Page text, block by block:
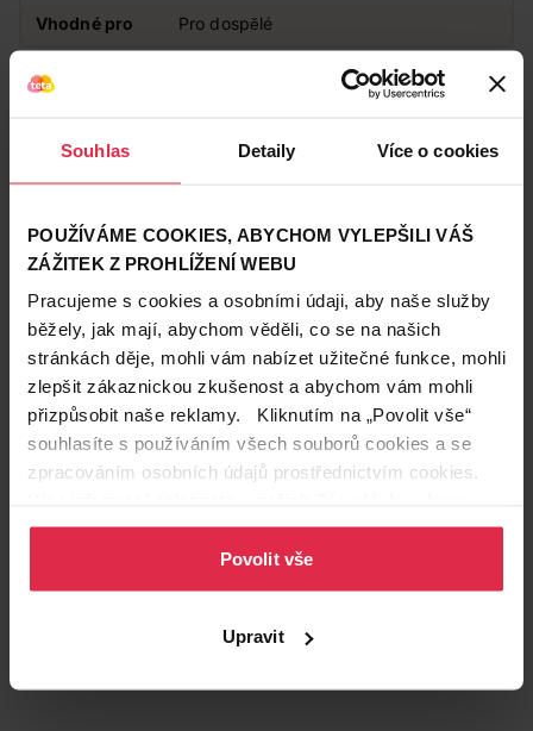
Souhlas Detaily Více o cookies
POUŽÍVÁME COOKIES, ABYCHOM VYLEPŠILI VÁŠ
ZÁŽITEK Z PROHLÍŽENÍ WEBU
Pracujeme s cookies a osobními údaji, aby naše služby
běžely, jak mají, abychom věděli, co se na našich
stránkách děje, mohli vám nabízet užitečné funkce, mohli
zlepšit zákaznickou zkušenost a abychom vám mohli
přizpůsobit naše reklamy. Kliknutím na „Povolit vše“
souhlasíte s používáním všech souborů cookies a se
zpracováním osobních údajů prostřednictvím cookies.
osobních údajů.
Povolit vše
Upravit
Vhodné pro Pro dospělé
Zákazníci také často nakupují